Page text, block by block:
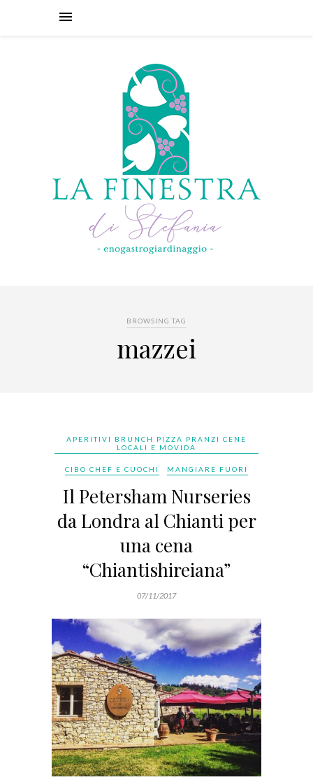
BROWSING TAG
mazzei
APERITIVI BRUNCH PIZZA PRANZI CENE
LOCALI E MOVIDA
CIBO CHEF E CUOCHI MANGIARE FUORI
Il Petersham Nurseries
da Londra al Chianti per
una cena
“Chiantishireiana”
07/11/2017